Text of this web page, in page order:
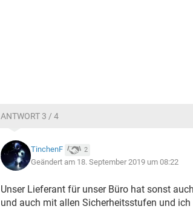
ANTWORT 3 / 4
TinchenF 2
Geändert am 18. September 2019 um 08:22
Unser Lieferant für unser Büro hat sonst
und auch mit allen Sicherheitsstufen und